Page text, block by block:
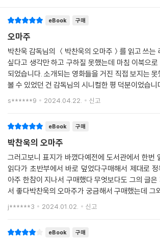
eBook 구매
오마주
박찬욱 감독님의 ＜박찬욱의 오마주＞를 읽고 쓰는
싶다고 생각만 하고 구하질 못했는데 마침 이북으로
되었습니다. 소개되는 영화들을 거진 직접 보지는 못
볼 수 있었던 건 감독님의 시니컬한 평 덕분이었습니
s******9 2024.04.22. 신고
eBook 구매
박찬욱의 오마주
그러고보니 표지가 바꼈다예전에 도서관에서 한번
읽다가 초반부에서 바로 덮었다구매해서 제대로
아주 한참이 지나서 구매했다 무엇보다도 그의 글
서 좋다박찬욱의 오마주가 궁금해서 구매했는데 그
랄까영화에 대한 글도 흥미로운 부분이 많아서 많이
고를 반복했다박찬욱
j******3 2024.01.02. 신고
eBook 구매